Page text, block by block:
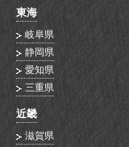
東海
岐阜県
静岡県
愛知県
三重県
近畿
滋賀県